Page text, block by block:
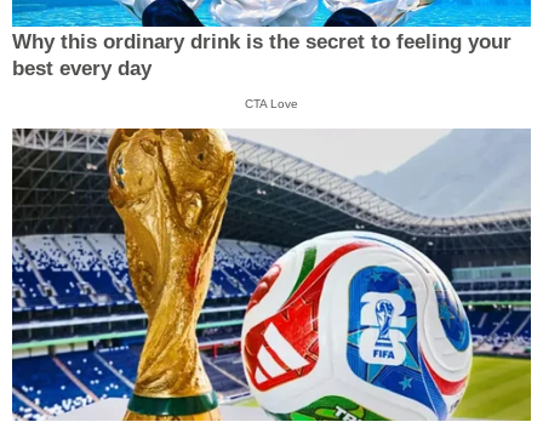
Why this ordinary drink is the secret to feeling your
best every day
CTA Love